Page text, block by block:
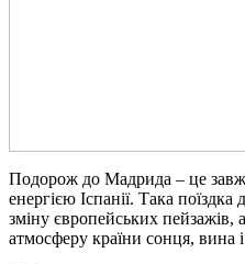
Подорож до Мадрида – це
енергією Іспанії. Така
зміну європейських пейзажів,
атмосферу країни сонця, вина